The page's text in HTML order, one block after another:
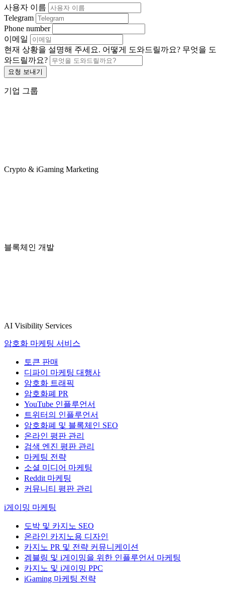
사용자 이름
Telegram
Phone number
이메일
현재 상황을 설명해 주세요. 어떻게 도와드릴까요? 무엇을 도
와드릴까요?
요청 보내기
기업 그룹
Crypto & iGaming Marketing
블록체인 개발
AI Visibility Services
암호화 마케팅 서비스
토큰 판매
디파이 마케팅 대행사
암호화 트래픽
암호화폐 PR
YouTube 인플루언서
트위터의 인플루언서
암호화폐 및 블록체인 SEO
온라인 평판 관리
검색 엔진 평판 관리
마케팅 전략
소셜 미디어 마케팅
Reddit 마케팅
커뮤니티 평판 관리
i게이밍 마케팅
도박 및 카지노 SEO
온라인 카지노용 디자인
카지노 PR 및 전략 커뮤니케이션
겜블링 및 i게이밍을 위한 인플루언서 마케팅
카지노 및 i게이밍 PPC
iGaming 마케팅 전략